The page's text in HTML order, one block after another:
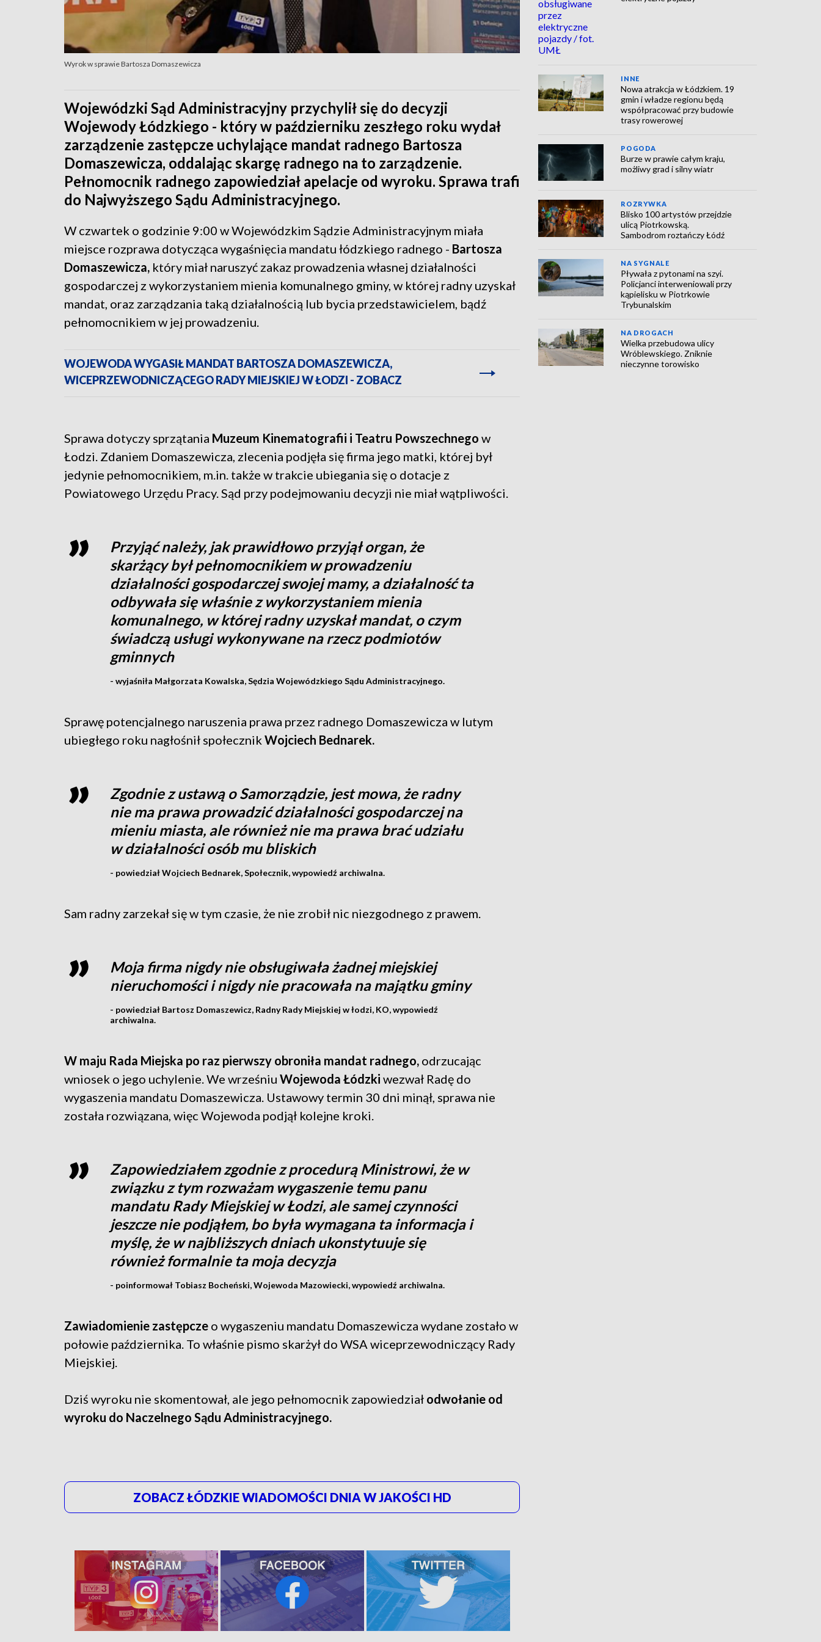
Wyrok w sprawie Bartosza Domaszewicza
Wojewódzki Sąd Administracyjny przychylił się do decyzji
Wojewody Łódzkiego - który w październiku zeszłego roku wydał
zarządzenie zastępcze uchylające mandat radnego Bartosza
Domaszewicza, oddalając skargę radnego na to zarządzenie.
Pełnomocnik radnego zapowiedział apelacje od wyroku. Sprawa trafi
do Najwyższego Sądu Administracyjnego.
W czwartek o godzinie 9:00 w Wojewódzkim Sądzie Administracyjnym miała
miejsce rozprawa dotycząca wygaśnięcia mandatu łódzkiego radnego - Bartosza
Domaszewicza, który miał naruszyć zakaz prowadzenia własnej działalności
gospodarczej z wykorzystaniem mienia komunalnego gminy, w której radny uzyskał
mandat, oraz zarządzania taką działalnością lub bycia przedstawicielem, bądź
pełnomocnikiem w jej prowadzeniu.
WOJEWODA WYGASIŁ MANDAT BARTOSZA DOMASZEWICZA,
WICEPRZEWODNICZĄCEGO RADY MIEJSKIEJ W ŁODZI - ZOBACZ
Sprawa dotyczy sprzątania Muzeum Kinematografii i Teatru Powszechnego w
Łodzi. Zdaniem Domaszewicza, zlecenia podjęła się firma jego matki, której był
jedynie pełnomocnikiem, m.in. także w trakcie ubiegania się o dotacje z
Powiatowego Urzędu Pracy. Sąd przy podejmowaniu decyzji nie miał wątpliwości.
Przyjąć należy, jak prawidłowo przyjął organ, że
skarżący był pełnomocnikiem w prowadzeniu
działalności gospodarczej swojej mamy, a działalność ta
odbywała się właśnie z wykorzystaniem mienia
komunalnego, w której radny uzyskał mandat, o czym
świadczą usługi wykonywane na rzecz podmiotów
gminnych
- wyjaśniła Małgorzata Kowalska, Sędzia Wojewódzkiego Sądu Administracyjnego.
Sprawę potencjalnego naruszenia prawa przez radnego Domaszewicza w lutym
ubiegłego roku nagłośnił społecznik Wojciech Bednarek.
Zgodnie z ustawą o Samorządzie, jest mowa, że radny
nie ma prawa prowadzić działalności gospodarczej na
mieniu miasta, ale również nie ma prawa brać udziału
w działalności osób mu bliskich
- powiedział Wojciech Bednarek, Społecznik, wypowiedź archiwalna.
Sam radny zarzekał się w tym czasie, że nie zrobił nic niezgodnego z prawem.
Moja firma nigdy nie obsługiwała żadnej miejskiej
nieruchomości i nigdy nie pracowała na majątku gminy
- powiedział Bartosz Domaszewicz, Radny Rady Miejskiej w łodzi, KO, wypowiedź
archiwalna.
W maju Rada Miejska po raz pierwszy obroniła mandat radnego, odrzucając
wniosek o jego uchylenie. We wrześniu Wojewoda Łódzki wezwał Radę do
wygaszenia mandatu Domaszewicza. Ustawowy termin 30 dni minął, sprawa nie
została rozwiązana, więc Wojewoda podjął kolejne kroki.
Zapowiedziałem zgodnie z procedurą Ministrowi, że w
związku z tym rozważam wygaszenie temu panu
mandatu Rady Miejskiej w Łodzi, ale samej czynności
jeszcze nie podjąłem, bo była wymagana ta informacja i
myślę, że w najbliższych dniach ukonstytuuje się
również formalnie ta moja decyzja
- poinformował Tobiasz Bocheński, Wojewoda Mazowiecki, wypowiedź archiwalna.
Zawiadomienie zastępcze o wygaszeniu mandatu Domaszewicza wydane zostało w
połowie października. To właśnie pismo skarżył do WSA wiceprzewodniczący Rady
Miejskiej.
Dziś wyroku nie skomentował, ale jego pełnomocnik zapowiedział odwołanie od
wyroku do Naczelnego Sądu Administracyjnego.
ZOBACZ ŁÓDZKIE WIADOMOŚCI DNIA W JAKOŚCI HD
INNE
Nowa atrakcja w Łódzkiem. 19
gmin i władze regionu będą
współpracować przy budowie
trasy rowerowej
POGODA
Burze w prawie całym kraju,
możliwy grad i silny wiatr
ROZRYWKA
Blisko 100 artystów przejdzie
ulicą Piotrkowską.
Sambodrom roztańczy Łódź
NA SYGNALE
Pływała z pytonami na szyi.
Policjanci interweniowali przy
kąpielisku w Piotrkowie
Trybunalskim
NA DROGACH
Wielka przebudowa ulicy
Wróblewskiego. Zniknie
nieczynne torowisko